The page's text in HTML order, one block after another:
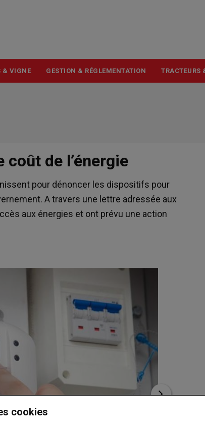
& VIGNE GESTION & RÉGLEMENTATION TRACTEURS
coût de l’énergie
pour dénoncer les dispositifs pour
A travers une lettre adressée aux
aux énergies et ont prévu une action
cookies